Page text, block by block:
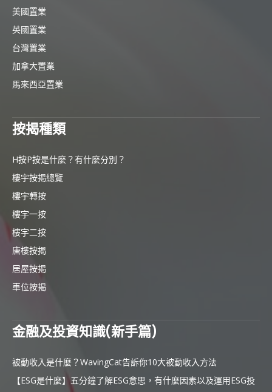
美國置業
英國置業
台灣置業
加拿大置業
馬來西亞置業
按揭種類
H按P按是什麼？有什麼分別？
樓宇按揭總覽
樓宇轉按
樓宇一按
樓宇二按
唐樓按揭
居屋按揭
車位按揭
金融及投資知識(新手篇)
被動收入是什麼？WavingCat告訴你10大被動收入方法
【ESG是什麼】五分鐘了解ESG意思，有什麼因素以及運用ESG投